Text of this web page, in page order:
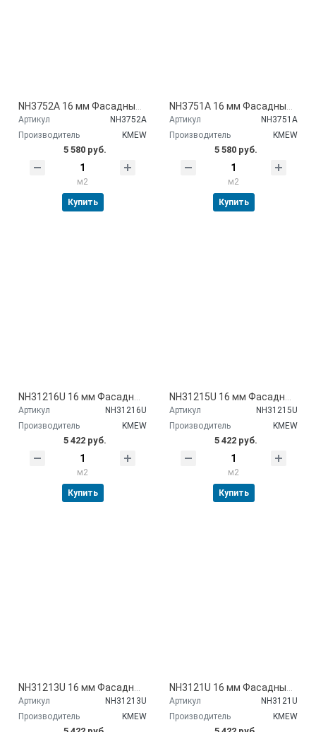
Артикул
NH3752A
Производитель
KMEW
5 580 руб.
м2
Купить
Артикул
NH3751A
Производитель
KMEW
5 580 руб.
м2
Купить
Артикул
NH31216U
Производитель
KMEW
5 422 руб.
м2
Купить
Артикул
NH31215U
Производитель
KMEW
5 422 руб.
м2
Купить
Артикул
NH31213U
Производитель
KMEW
Артикул
NH3121U
Производитель
KMEW